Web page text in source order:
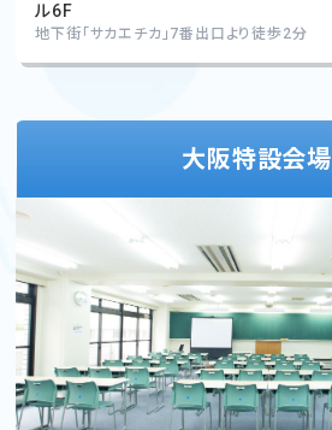
ル6F
地下街「サカエチカ」7番出口より徒歩2分
大阪特設会場